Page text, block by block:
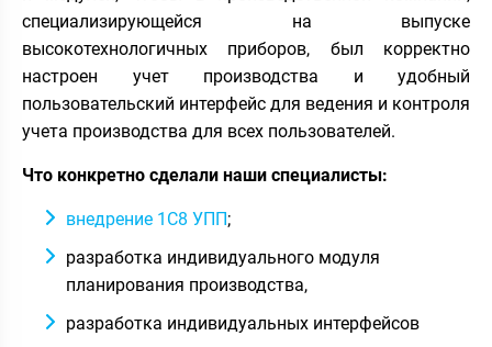
специализирующейся на выпуске
высокотехнологичных приборов, был корректно
настроен учет производства и удобный
пользовательский интерфейс для ведения и контроля
учета производства для всех пользователей.
Что конкретно сделали наши специалисты:
внедрение 1С8 УПП;
разработка индивидуального модуля
планирования производства,
разработка индивидуальных интерфейсов